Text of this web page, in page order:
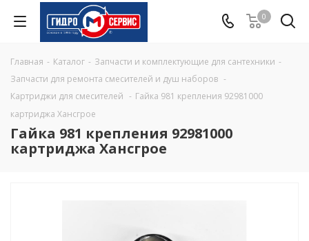
0
Главная - Каталог - Запчасти и комплектующие для сантехники -
Запчасти для ремонта смесителей и душ наборов -
Картриджи для смесителей - Гайка 981 крепления 92981000
картриджа Хансгрое
Гайка 981 крепления 92981000
картриджа Хансгрое